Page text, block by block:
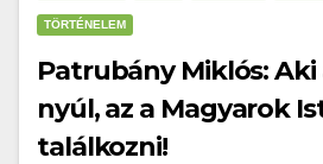
TÖRTÉNELEM
Patrubány Miklós:
nyúl, az a Magyarok
találkozni!